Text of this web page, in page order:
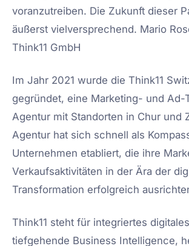
voranzutreiben. Die Zukunft dieser
äußerst vielversprechend. Mario
Think11 GmbH
Im Jahr 2021 wurde die Think11
gegründet, eine Marketing- und Ad-
Agentur mit Standorten in Chur und
Agentur hat sich schnell als
Unternehmen etabliert, die ihre
Verkaufsaktivitäten in der Ära der
Transformation erfolgreich
Think11 steht für integriertes
tiefgehende Business Intelligence,